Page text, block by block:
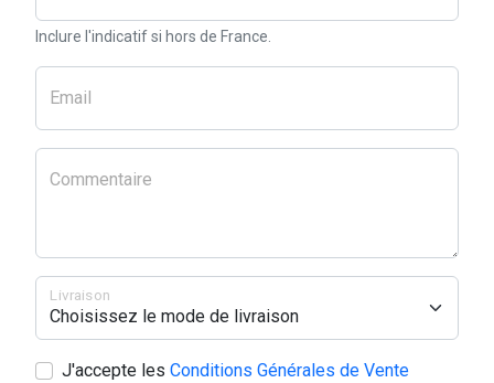
Inclure l'indicatif si hors de France.
Email
Commentaire
Livraison
J'accepte les Conditions Générales de Vente